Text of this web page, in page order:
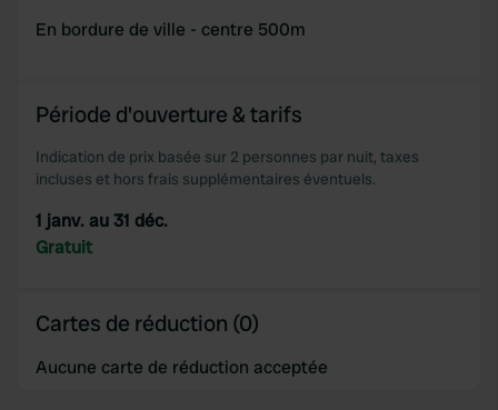
En bordure de ville - centre 500m
Période d'ouverture & tarifs
Indication de prix basée sur 2 personnes par nuit, taxes
incluses et hors frais supplémentaires éventuels.
1 janv. au 31 déc.
Gratuit
Cartes de réduction (0)
Aucune carte de réduction acceptée